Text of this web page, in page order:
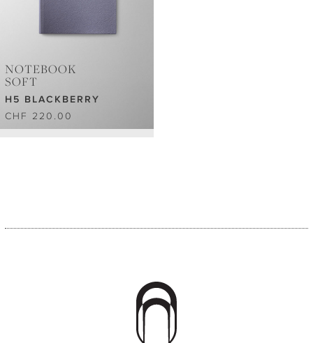
NOTEBOOK
SOFT
H5 BLACKBERRY
CHF 220.00